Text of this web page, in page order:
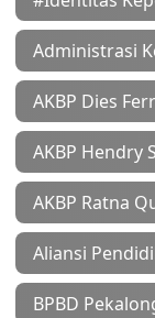
Administrasi
AKBP Dies
AKBP Hendry
AKBP Ratna
Aliansi
BPBD